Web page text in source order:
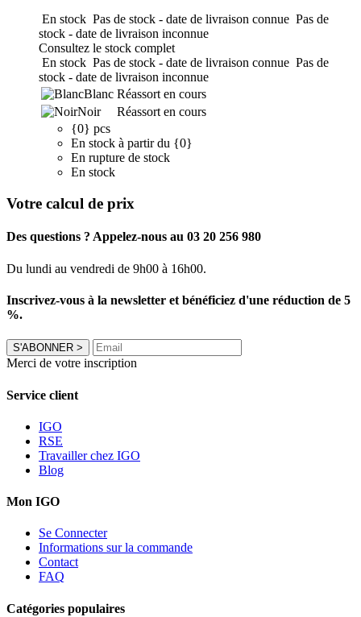
En stock Pas de stock - date de livraison connue Pas de
stock - date de livraison inconnue
Consultez le stock complet
En stock Pas de stock - date de livraison connue Pas de
stock - date de livraison inconnue
Blanc Réassort en cours
Noir
Réassort en cours
{0} pcs
En stock à partir du {0}
En rupture de stock
En stock
Votre calcul de prix
Des questions ? Appelez-nous au 03 20 256 980
Du lundi au vendredi de 9h00 à 16h00.
Inscrivez-vous à la newsletter et bénéficiez d'une réduction de 5
%.
S'ABONNER >
Merci de votre inscription
Service client
IGO
RSE
Travailler chez IGO
Blog
Mon IGO
Se Connecter
Informations sur la commande
Contact
FAQ
Catégories populaires